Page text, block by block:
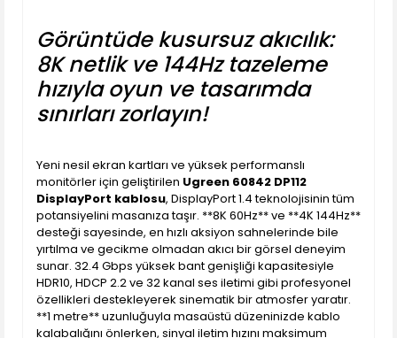
Görüntüde kusursuz akıcılık:
8K netlik ve 144Hz tazeleme
hızıyla oyun ve tasarımda
sınırları zorlayın!
Yeni nesil ekran kartları ve yüksek performanslı
monitörler için geliştirilen Ugreen 60842 DP112
DisplayPort kablosu, DisplayPort 1.4 teknolojisinin tüm
potansiyelini masanıza taşır. **8K 60Hz** ve **4K 144Hz**
desteği sayesinde, en hızlı aksiyon sahnelerinde bile
yırtılma ve gecikme olmadan akıcı bir görsel deneyim
sunar. 32.4 Gbps yüksek bant genişliği kapasitesiyle
HDR10, HDCP 2.2 ve 32 kanal ses iletimi gibi profesyonel
özellikleri destekleyerek sinematik bir atmosfer yaratır.
**1 metre** uzunluğuyla masaüstü düzeninizde kablo
kalabalığını önlerken, sinyal iletim hızını maksimum